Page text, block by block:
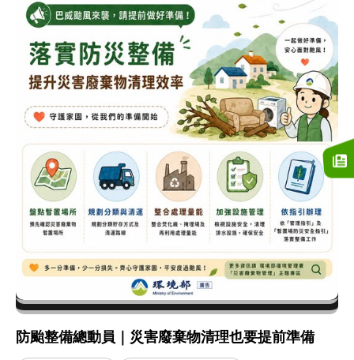
防颱整備總動員｜災害廢棄物清理也要提前準備